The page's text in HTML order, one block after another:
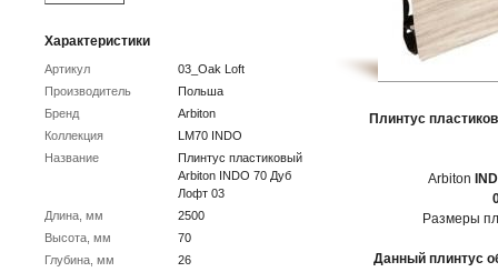
Характеристики
Артикул
03_Oak Loft
Производитель
Польша
Бренд
Arbiton
Коллекция
LM70 INDO
Название
Плинтус пластиковый
Arbiton INDO 70 Дуб
Лофт 03
Длина, мм
2500
Высота, мм
70
Глубина, мм
26
Плинтус
Arbiton
Размеры
Данный плинтус